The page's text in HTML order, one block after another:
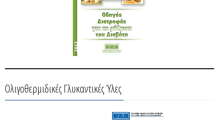
Ολιγοθερμιδικές Γλυκαντικές Ύλες